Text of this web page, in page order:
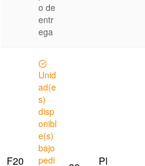
o de
entr
ega
F20
Unid
ad(e
s)
disp
onibl
e(s)
bajo
pedi
Pl